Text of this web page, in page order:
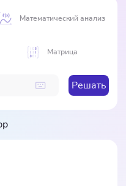
Математический анализ
Матрица
Решать